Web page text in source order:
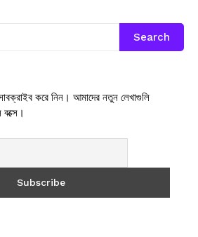
Search
করে নিন। আমাদের নতুন লেখাগুলি